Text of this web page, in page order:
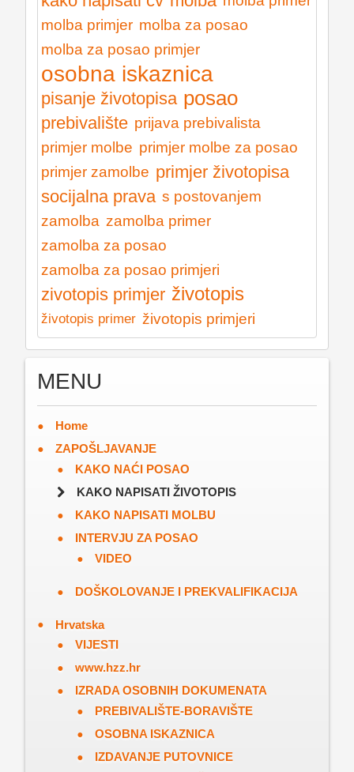
molba primjer molba za posao
molba za posao primjer
osobna iskaznica
pisanje životopisa posao
prebivalište prijava prebivalista
primjer molbe primjer molbe za posao
primjer zamolbe primjer životopisa
socijalna prava s postovanjem
zamolba zamolba primer
zamolba za posao
zamolba za posao primjeri
zivotopis primjer životopis
životopis primer životopis primjeri
MENU
Home
ZAPOŠLJAVANJE
KAKO NAĆI POSAO
KAKO NAPISATI ŽIVOTOPIS
KAKO NAPISATI MOLBU
INTERVJU ZA POSAO
VIDEO
DOŠKOLOVANJE I PREKVALIFIKACIJA
Hrvatska
VIJESTI
www.hzz.hr
IZRADA OSOBNIH DOKUMENATA
PREBIVALIŠTE-BORAVIŠTE
OSOBNA ISKAZNICA
IZDAVANJE PUTOVNICE